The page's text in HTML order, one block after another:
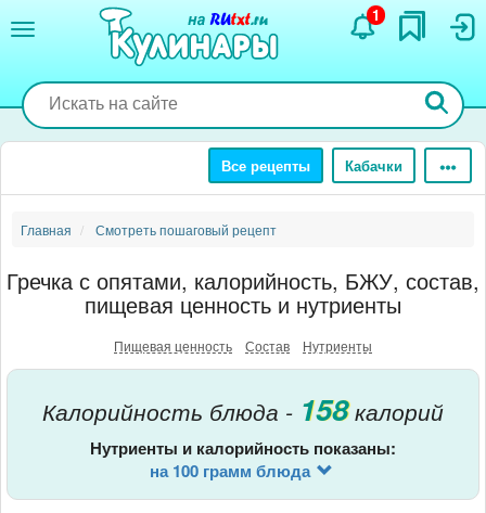
содержанию
1
Все рецепты Кабачки
Главная Смотреть пошаговый рецепт
Гречка с опятами, калорийность, БЖУ, состав,
пищевая ценность и нутриенты
Пищевая ценность Состав Нутриенты
Калорийность блюда - 158 калорий
Нутриенты и калорийность показаны:
на 100 грамм блюда